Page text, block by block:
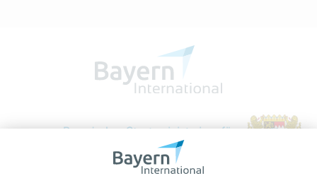
Bayerische Gesellschaft für Internationale